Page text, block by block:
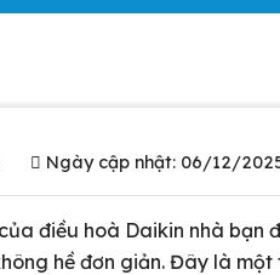
Ngày cập nhật: 06/12/
điều hoà Daikin nhà
hề đơn giản. Đây là